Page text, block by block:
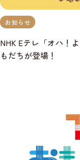
お知らせ
NHK Eテレ「オハ！
もだちが登場！